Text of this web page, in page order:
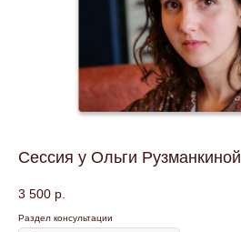
Сессия у Ольги Рузманкиной
3 500 р.
Раздел консультации